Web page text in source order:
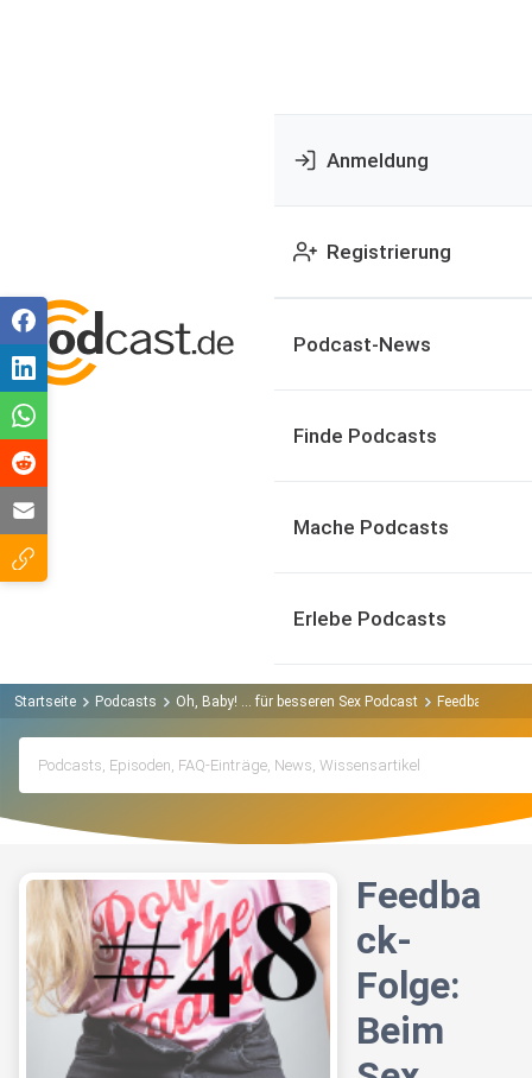
Anmeldung
Registrierung
Podcast-News
Finde Podcasts
Mache Podcasts
Erlebe Podcasts
Startseite Podcasts Oh, Baby! ... für besseren Sex Podcast Feedback-
Feedba
ck-
Folge:
Beim